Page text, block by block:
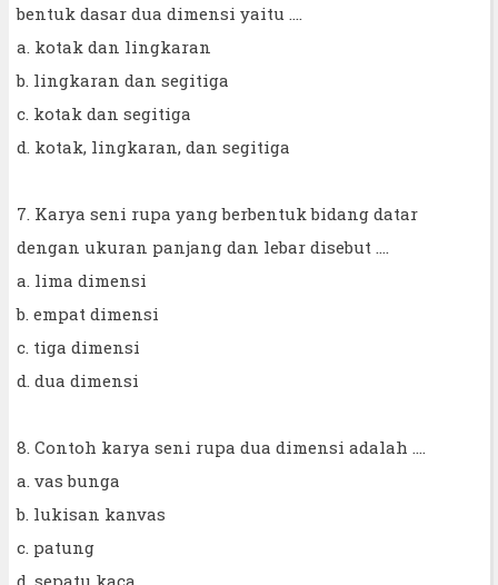
bentuk dasar dua dimensi yaitu ....
a. kotak dan lingkaran
b. lingkaran dan segitiga
c. kotak dan segitiga
d. kotak, lingkaran, dan segitiga
7. Karya seni rupa yang berbentuk bidang datar
dengan ukuran panjang dan lebar disebut ....
a. lima dimensi
b. empat dimensi
c. tiga dimensi
d. dua dimensi
8. Contoh karya seni rupa dua dimensi adalah ....
a. vas bunga
b. lukisan kanvas
c. patung
d. sepatu kaca